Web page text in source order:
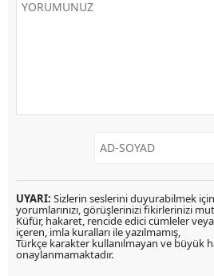
UYARI: Sizlerin seslerini duyurabilmek
yorumlarınızı, görüşlerinizi fikirlerinizi
Küfür, hakaret, rencide edici cümleler veya
içeren, imla kuralları ile yazılmamış,
Türkçe karakter kullanılmayan ve büyük
onaylanmamaktadır.